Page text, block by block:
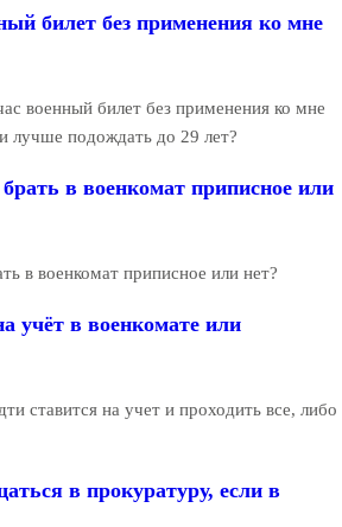
билет без применения ко мне
военный билет без применения ко мне
лучше подождать до 29 лет?
в военкомат приписное или
в военкомат приписное или нет?
учёт в военкомате или
ставится на учет и проходить все, либо
в прокуратуру, если в